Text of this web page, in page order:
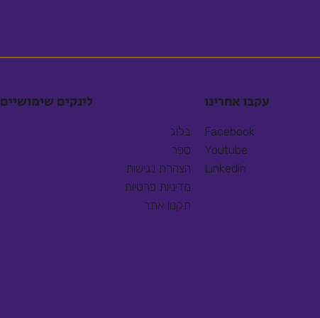
לינקים שימושיים
בלוג
ספר
הצהרת נגישות
מדיניות פרטיות
תקנון אתר
עקבו אחרינו
Facebook
Youtube
Linkedin